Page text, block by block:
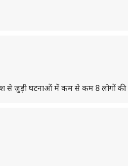
से जुड़ी घटनाओं में कम से कम 8 लोगों की